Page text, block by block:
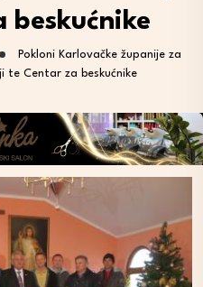
beskućnike
Pokloni Karlovačke županije za
te Centar za beskućnike